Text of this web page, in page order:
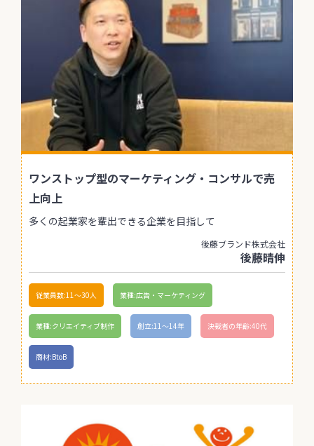
ワンストップ型のマーケティング・コンサルで売
上向上
多くの起業家を輩出できる企業を目指して
後藤ブランド株式会社
後藤晴伸
従業員数:11〜30人 業種:広告・マーケティング
業種:クリエイティブ制作 創立:11〜14年 決裁者の年齢:40代
商材:BtoB